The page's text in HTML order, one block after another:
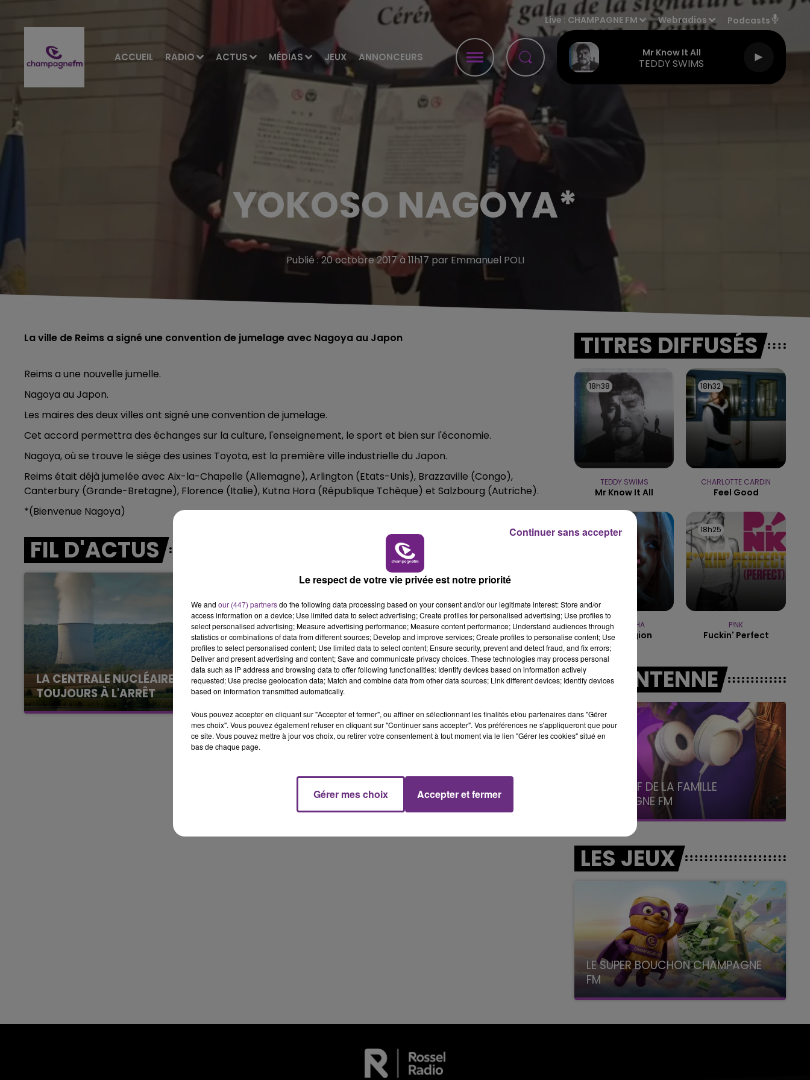
ACCUEIL RADIO ACTUS MÉDIAS JEUX ANNONCEURS
Live : CHAMPAGNE FM Webradios Podcasts
Mr Know It All
TEDDY SWIMS
15h00 - 19h00
LE CLUB CHAMPAGNE FM
19h00 - 19h15
LA POP MACHINE - CHAMPAGNE FM
19h15 - 20h00
LA RADIO POP
YOKOSO NAGOYA*
Publié : 20 octobre 2017 à 11h17 par Emmanuel POLI
La ville de Reims a signé une convention de jumelage avec Nagoya au Japon
Reims a une nouvelle jumelle.
Nagoya au Japon.
Les maires des deux villes ont signé une convention de jumelage.
Cet accord permettra des échanges sur la culture, l'enseignement, le sport et bien sur l'économie.
Nagoya, où se trouve le siège des usines Toyota, est la première ville industrielle du Japon.
Reims était déjà jumelée avec Aix-la-Chapelle (Allemagne), Arlington (Etats-Unis), Brazzaville (Congo),
Canterbury (Grande-Bretagne), Florence (Italie), Kutna Hora (République Tchèque) et Salzbourg (Autriche).
*(Bienvenue Nagoya)
FIL D'ACTUS
LA CENTRALE NUCLÉAIRE DE CHOOZ
TOUJOURS À L'ARRÊT
Cela fait déjà une semaine que la centrale
nucléaire ardennaise est à l'arrêt. Une situation
justifiée par la sécheresse intense qui est
LE MAGASIN JOUÉCLUB DE REIMS FERME
SES PORTES
C'était l'une des institutions du centre-ville
rémois. Le magasin JouéClub est contraint de
fermer ses portes.
TITRES DIFFUSÉS
18h38
18h38
TEDDY SWIMS
Mr Know It All
18h32
18h32
CHARLOTTE CARDIN
Feel Good
18h29
18h29
BEBE REXHA
New Religion
18h25
18h25
P!NK
Fuckin' Perfect
A L'ANTENNE
19h15 - 20h00
LA RADIO POP
LE BEST OF DE LA FAMILLE
CHAMPAGNE FM
LES JEUX
LE SUPER BOUCHON CHAMPAGNE
FM
avec La Famille Champagne FM, à 8H10
Le respect de votre vie privée est notre priorité
We and our (447) partnersdo the following data processing based on your consent and/or our legitimate interest: Store and/or
access information on a device; Use limited data to select advertising; Create profiles for personalised advertising; Use profiles to
select personalised advertising; Measure advertising performance; Measure content performance; Understand audiences through
statistics or combinations of data from different sources; Develop and improve services; Create profiles to personalise content; Use
profiles to select personalised content; Use limited data to select content; Ensure security, prevent and detect fraud, and fix errors;
Deliver and present advertising and content; Save and communicate privacy choices. These technologies may process personal
data such as IP address and browsing data to offer following functionalities: Identify devices based on information actively
requested; Use precise geolocation data; Match and combine data from other data sources; Link different devices; Identify devices
based on information transmitted automatically.
Vous pouvez accepter en cliquant sur "Accepter et fermer", ou affiner en sélectionnant les finalités et/ou partenaires dans "Gérer
mes choix". Vous pouvez également refuser en cliquant sur "Continuer sans accepter". Vos préférences ne s'appliqueront que pour
ce site. Vous pouvez mettre à jour vos choix, ou retirer votre consentement à tout moment via le lien "Gérer les cookies" situé en
bas de chaque page.
Gérer mes choix Accepter et fermer
Continuer sans accepter